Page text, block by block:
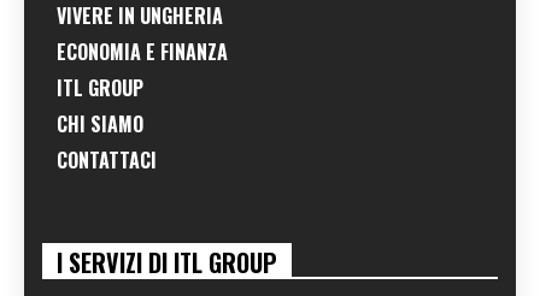
VIVERE IN UNGHERIA
ECONOMIA E FINANZA
ITL GROUP
CHI SIAMO
CONTATTACI
I SERVIZI DI ITL GROUP